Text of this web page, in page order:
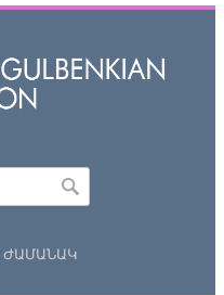
ԺԱՄԱՆԱԿ